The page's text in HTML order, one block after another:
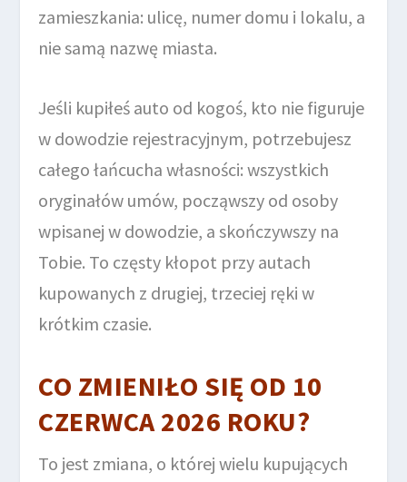
zamieszkania: ulicę, numer domu i lokalu, a
nie samą nazwę miasta.
Jeśli kupiłeś auto od kogoś, kto nie figuruje
w dowodzie rejestracyjnym, potrzebujesz
całego łańcucha własności: wszystkich
oryginałów umów, począwszy od osoby
wpisanej w dowodzie, a skończywszy na
Tobie. To częsty kłopot przy autach
kupowanych z drugiej, trzeciej ręki w
krótkim czasie.
CO ZMIENIŁO SIĘ OD 10
CZERWCA 2026 ROKU?
To jest zmiana, o której wielu kupujących